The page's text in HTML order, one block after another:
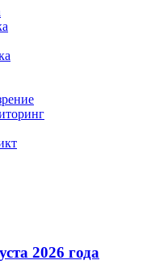
2026 года